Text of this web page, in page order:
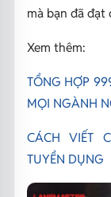
mà bạn đã
Xem thêm:
TỔNG HỢP
MỌI NGÀNH
CÁCH VIẾT
TUYỂN DỤNG